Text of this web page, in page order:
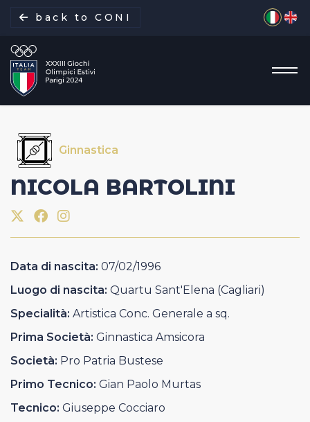
back to CONI
La missione
Italia Team
Discipline
Gare
Casa Italia
News
Media
Ginnastica
NICOLA BARTOLINI
Data di nascita: 07/02/1996
Luogo di nascita: Quartu Sant'Elena (Cagliari)
Specialità: Artistica Conc. Generale a sq.
Prima Società: Ginnastica Amsicora
Società: Pro Patria Bustese
Primo Tecnico: Gian Paolo Murtas
Tecnico: Giuseppe Cocciaro